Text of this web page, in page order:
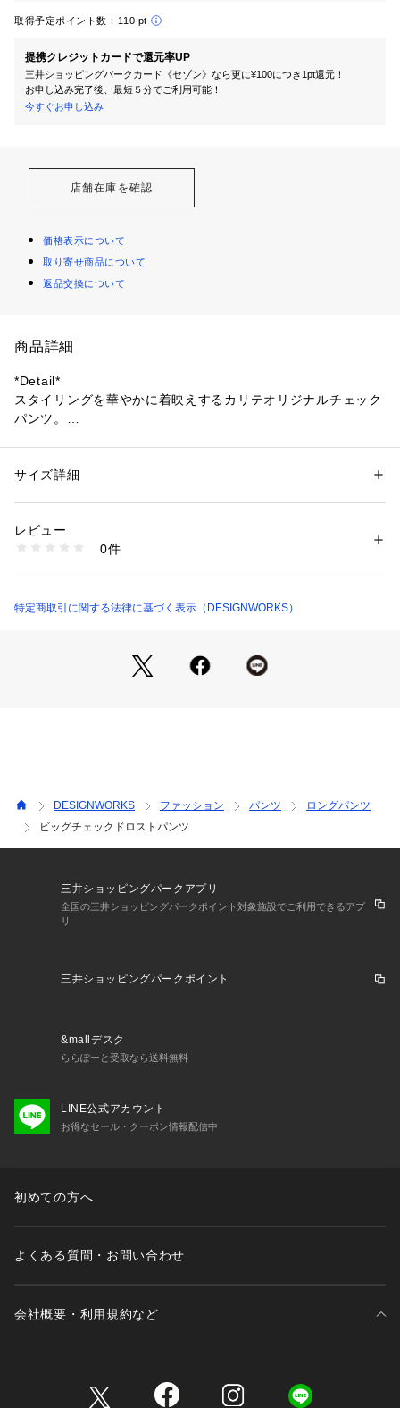
取得予定ポイント数： 110 pt
提携クレジットカードで還元率UP
三井ショッピングパークカード《セゾン》なら更に¥100につき1pt還元！
お申し込み完了後、最短５分でご利用可能！
今すぐお申し込み
店舗在庫を確認
価格表示について
取り寄せ商品について
返品交換について
商品詳細
*Detail*
スタイリングを華やかに着映えするカリテオリジナルチェック
パンツ。
ウエスト周りは、ゴムとドローストリングなので、ストレスフ
*Coordinate*
存在感あるチェックパンツ。
性別：レディース
素材：ポリエステル100% 裏地 ポリエステル100%
洗濯：手洗い可
※詳しい洗濯方法については、商品の品質表示タグをご覧ください
32450050010 （ショップ）
サイズ詳細
レビュー
0件
特定商取引に関する法律に基づく表示（DESIGNWORKS）
DESIGNWORKS ファッション パンツ
ロングパンツ
ビッグチェックドロストパンツ
三井ショッピングパークアプリ
全国の三井ショッピングパークポイント対象施設でご利用できるアプ
リ
三井ショッピングパークポイント
&mallデスク
ららぽーと受取なら送料無料
LINE公式アカウント
お得なセール・クーポン情報配信中
初めての方へ
よくある質問・お問い合わせ
会社概要・利用規約など